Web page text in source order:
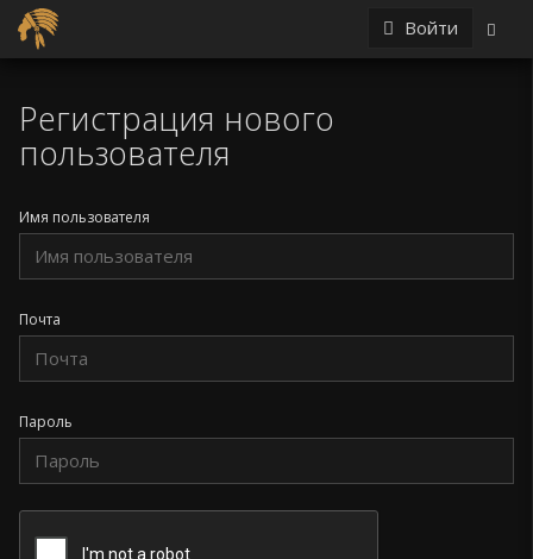
Войти
Регистрация нового
пользователя
Имя пользователя
Почта
Пароль